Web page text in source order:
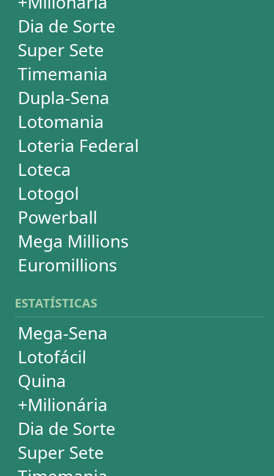
ESTATÍSTICAS
Mega-Sena
Lotofácil
Quina
+Milionária
Dia de Sorte
Super Sete
Timemania
Dupla-Sena
Lotomania
Powerball
Mega Millions
DESDOBRAMENTOS
Mega-Sena
Lotofácil
Quina
+Milionária
Dia de Sorte
Timemania